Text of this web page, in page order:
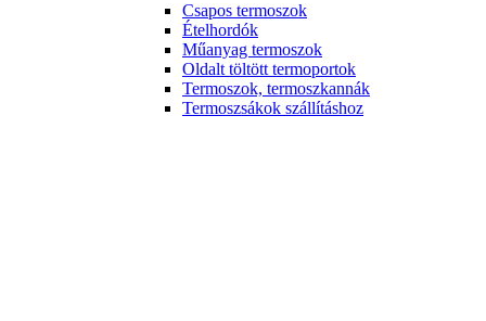
Csapos termoszok
Ételhordók
Műanyag termoszok
Oldalt töltött termoportok
Termoszok, termoszkannák
Termoszsákok szállításhoz